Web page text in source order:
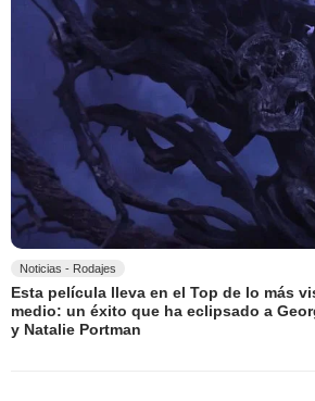
Noticias - Rodajes
Esta película lleva en el Top de lo más
medio: un éxito que ha eclipsado a
y Natalie Portman